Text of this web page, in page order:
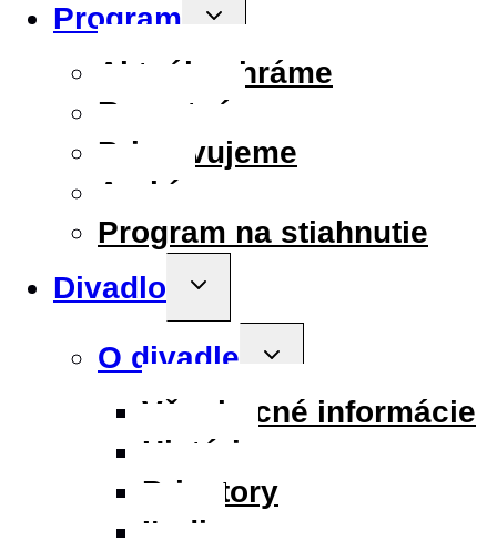
Program
Toggle
Aktuálne hráme
Repertoár
Pripravujeme
Archív
Program na stiahnutie
Divadlo
Toggle
menu
O divadle
Toggle
Všeobecné informácie
História
Priestory
Ľudia